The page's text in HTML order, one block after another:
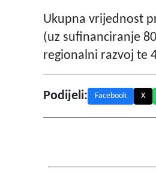
Ukupna vrijednost
(uz sufinanciranje
regionalni razvoj te
Podijeli: Facebook X